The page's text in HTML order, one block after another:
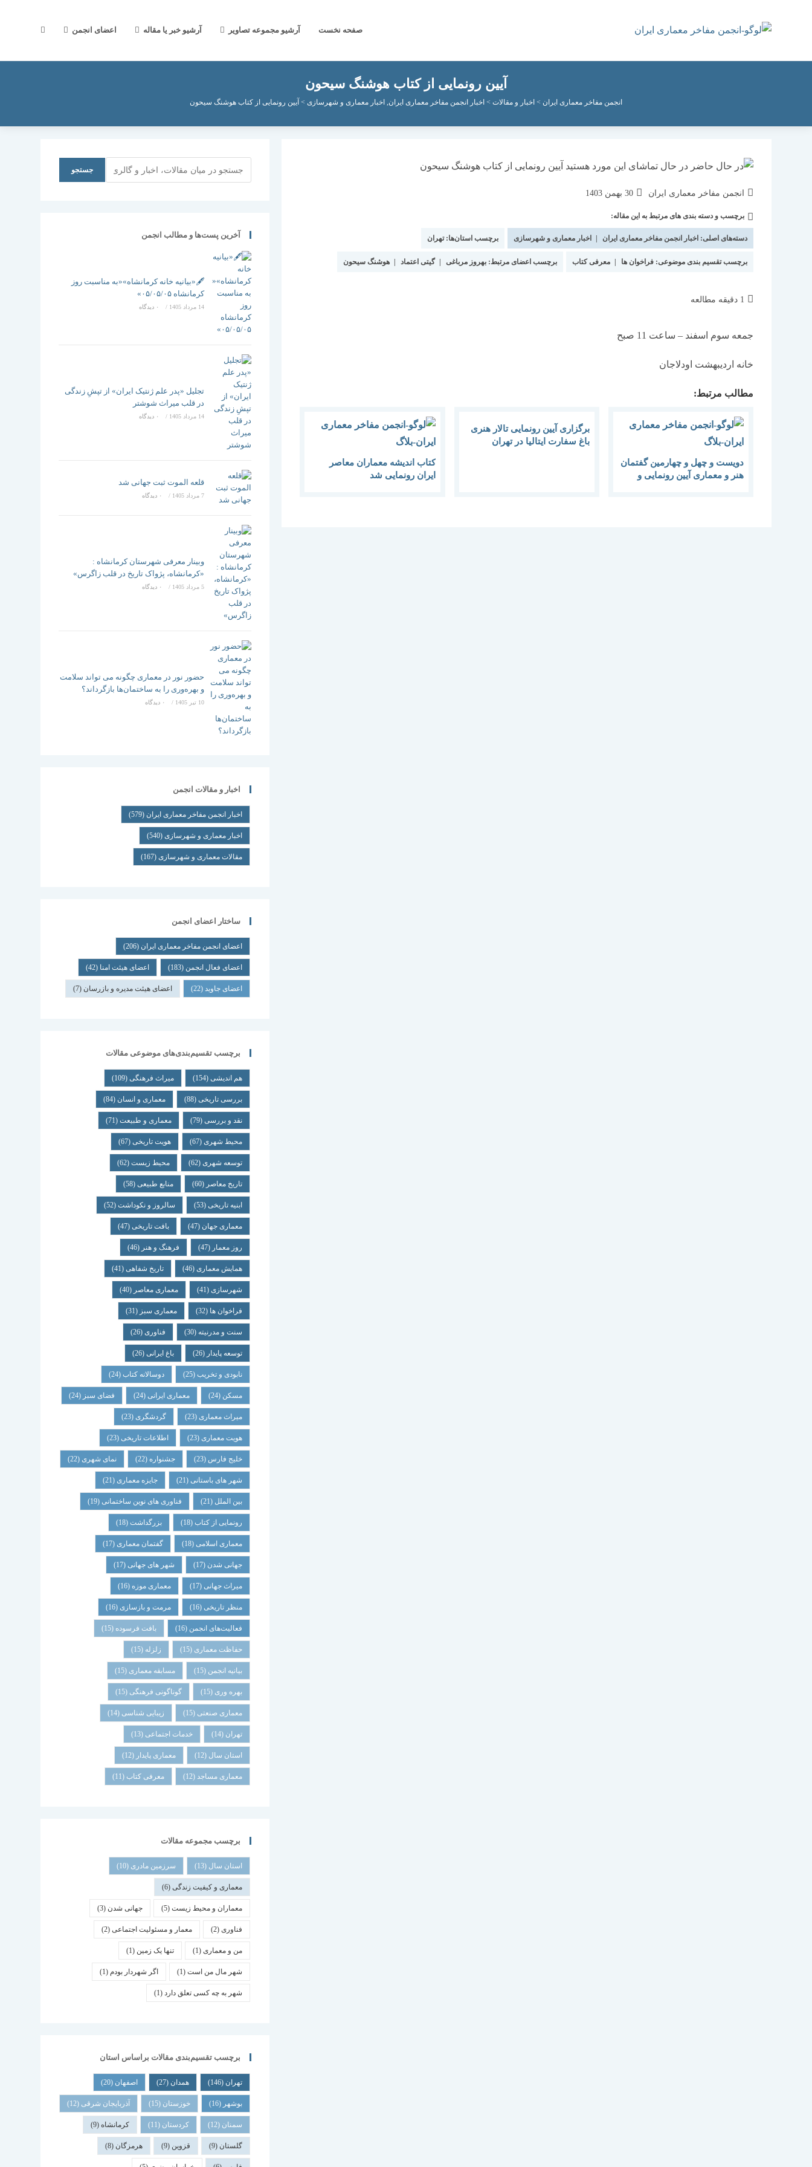
صفحه نخست آرشیو مجموعه تصاویر آرشیو خبر یا مقاله اعضای انجمن جستجوی
آیین رونمایی از کتاب هوشنگ سیحون
انجمن مفاخر معماری ایران > اخبار و مقالات > اخبار انجمن مفاخر معماری ایران, اخبار معماری و شهرسازی > آیین رونمایی از کتاب هوشنگ سیحون
نویسندهٔ
انجمن مفاخر معماری ایران
نوشته
شده
است:
30 بهمن 1403
دسته‌
نوشته:
برچسب و دسته بندی های مرتبط به این مقاله:
دسته‌های اصلی: اخبار انجمن مفاخر معماری ایران اخبار معماری و شهرسازی برچسب استان‌ها:تهران
برچسب تقسیم بندی موضوعی:فراخوان ها معرفی کتاب برچسب اعضای مرتبط:بهروز مرباغی گیتی اعتماد هوشنگ سیحون
زمان
1 دقیقه مطالعه
جمعه سوم اسفند – ساعت 11 صبح
خانه اردیبهشت اودلاجان
مطالب مرتبط:
دویست و چهل و چهارمین گفتمان
هنر و معماری آیین رونمایی و
برگزاری آیین رونمایی تالار هنری
باغ سفارت ایتالیا در تهران
کتاب اندیشه معماران معاصر
ایران رونمایی شد
جستجو
آخرین پست‌ها و مطالب انجمن
🖋️«بیانیه خانه کرمانشاه»«به مناسبت روز
کرمانشاه ۰۵/۰۵/۰۵»
14 مرداد 1405 / ۰ دیدگاه
تجلیل «پدر علم ژنتیک ایران» از تپشِ زندگی
در قلب میراث شوشتر
14 مرداد 1405 / ۰ دیدگاه
قلعه الموت ثبت جهانی شد
7 مرداد 1405 / ۰ دیدگاه
وبینار معرفی شهرستان کرمانشاه :
«کرمانشاه، پژواک تاریخ در قلب زاگرس»
5 مرداد 1405 / ۰ دیدگاه
حضور نور در معماری چگونه می تواند سلامت
و بهره‌وری را به ساختمان‌ها بازگرداند؟
10 تیر 1405 / ۰ دیدگاه
اخبار و مقالات انجمن
اخبار انجمن مفاخر معماری ایران (579)
اخبار معماری و شهرسازی(540)
مقالات معماری و شهرسازی(167)
ساختار اعضای انجمن
اعضای انجمن مفاخر معماری ایران (206)
اعضای فعال انجمن (183) اعضای هیئت امنا (42)
اعضای جاوید(22) اعضای هیئت مدیره و بازرسان (7)
برچسب تقسیم‌بندی‌های موضوعی مقالات
هم اندیشی(154) میراث فرهنگی(109)
بررسی تاریخی(88) معماری و انسان (84)
نقد و بررسی(79) معماری و طبیعت(71)
محیط شهری(67) هویت تاریخی(67)
توسعه شهری(62) محیط زیست(62)
تاریخ معاصر (60) منابع طبیعی(58)
ابنیه تاریخی(53) سالروز و نکوداشت(52)
معماری جهان (47) بافت تاریخی(47)
روز معمار (47) فرهنگ و هنر (46)
همایش معماری(46) تاریخ شفاهی(41)
شهرسازی(41) معماری معاصر (40)
فراخوان ها (32) معماری سبز (31)
سنت و مدرنیته (30) فناوری(26)
توسعه پایدار (26) باغ ایرانی(26)
نابودی و تخریب(25) دوسالانه کتاب(24)
مسکن (24) معماری ایرانی(24) فضای سبز (24)
میراث معماری(23) گردشگری(23)
هویت معماری(23) اطلاعات تاریخی(23)
خلیج فارس (23) جشنواره (22) نمای شهری(22)
شهر های باستانی(21) جایزه معماری(21)
بین الملل (21) فناوری های نوین ساختمانی(19)
رونمایی از کتاب(18) بزرگداشت(18)
معماری اسلامی(18) گفتمان معماری(17)
جهانی شدن (17) شهر های جهانی(17)
میراث جهانی(17) معماری موزه (16)
منظر تاریخی(16) مرمت و بازسازی(16)
فعالیت‌های انجمن (16) بافت فرسوده (15)
حفاظت معماری (15) زلزله (15)
بیانیه انجمن (15) مسابقه معماری (15)
بهره وری (15) گوناگونی فرهنگی (15)
معماری صنعتی (15) زیبایی شناسی (14)
تهران (14) خدمات اجتماعی (13)
استان سال (12) معماری پایدار (12)
معماری مساجد(12) معرفی کتاب (11)
برچسب مجموعه مقالات
استان سال (13) سرزمین مادری (10)
معماری و کیفیت زندگی(6)
معماران و محیط زیست(5) جهانی شدن (3)
فناوری(2) معمار و مسئولیت اجتماعی(2)
من و معماری(1) تنها یک زمین (1)
شهر مال من است(1) اگر شهردار بودم (1)
شهر به چه کسی تعلق دارد(1)
برچسب تقسیم‌بندی مقالات براساس استان
تهران (146) همدان (27) اصفهان (20)
بوشهر (16) خوزستان (15) آذربایجان شرقی (12)
سمنان (12) کردستان (11) کرمانشاه(9)
گلستان (9) قزوین (9) هرمزگان (8)